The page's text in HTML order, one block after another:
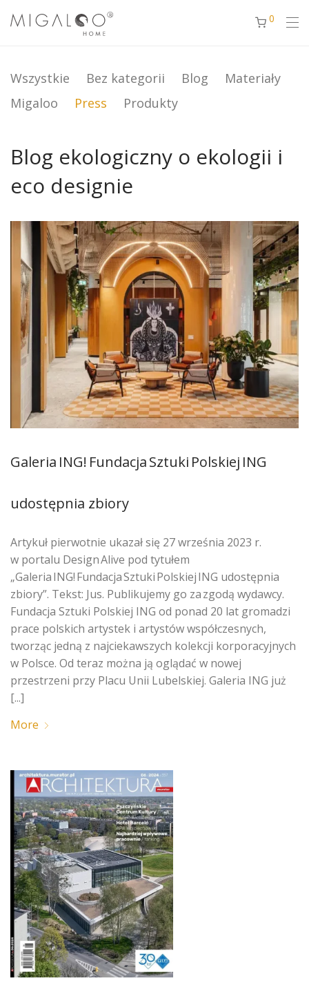
0
Wszystkie Bez kategorii Blog
Materiały
Migaloo
Press Produkty
Blog ekologiczny o ekologii i
eco designie
Galeria ING! Fundacja Sztuki Polskiej ING
udostępnia zbiory
Artykuł pierwotnie ukazał się 27 września 2023 r.
w portalu Design Alive pod tytułem
„Galeria ING! Fundacja Sztuki Polskiej ING udostępnia
zbiory”. Tekst: Jus. Publikujemy go za zgodą wydawcy.
Fundacja Sztuki Polskiej ING od ponad 20 lat gromadzi
prace polskich artystek i artystów współczesnych,
tworząc jedną z najciekawszych kolekcji korporacyjnych
w Polsce. Od teraz można ją oglądać w nowej
przestrzeni przy Placu Unii Lubelskiej. Galeria ING już
[...]
More